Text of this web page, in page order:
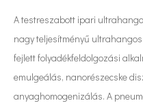
A testreszabott ipari
nagy teljesítményű
fejlett folyadékfeldolgozási
emulgeálás, nanorészecske
anyaghomogenizálás. A